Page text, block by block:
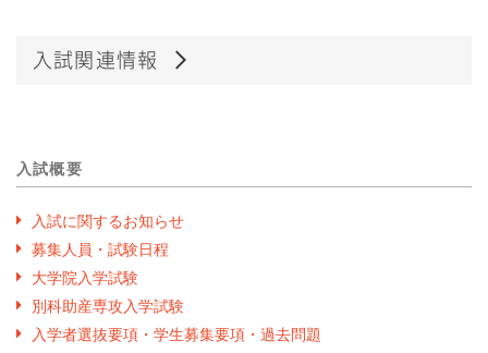
入試関連情報
入試概要
入試に関するお知らせ
募集人員・試験日程
大学院入学試験
別科助産専攻入学試験
入学者選抜要項・学生募集要項・過去問題